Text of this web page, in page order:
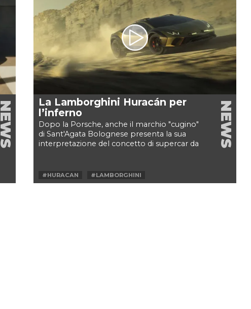
NEWS
La Lamborghini Huracán per
l’inferno
Dopo la Porsche, anche il marchio "cugino"
di Sant'Agata Bolognese presenta la sua
interpretazione del concetto di supercar da
NEWS
#HURACAN
#LAMBORGHINI